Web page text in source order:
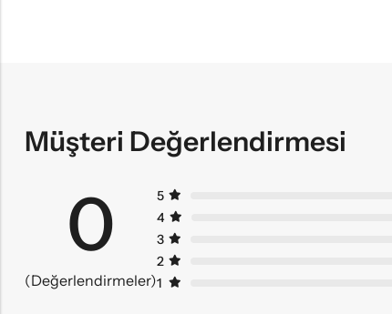
Müşteri Değerlendirmesi
0
(Değerlendirmeler)
5
4
3
2
1